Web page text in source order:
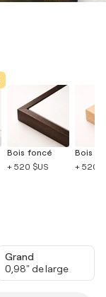
Bois foncé
+ 520 $US
Bois
+ 520
Grand
0,98" de large